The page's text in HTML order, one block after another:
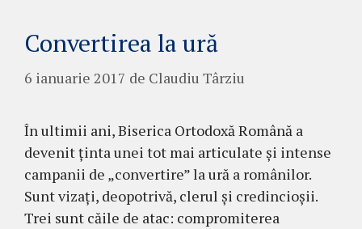
Convertirea la ură
6 ianuarie 2017 de Claudiu Târziu
În ultimii ani, Biserica Ortodoxă Română a
devenit ţinta unei tot mai articulate şi in­tense
campanii de „convertire” la ură a ro­mâ­ni­lor.
Sunt vizaţi, deopotrivă, clerul şi credin­cio­şii.
Trei sunt căile de atac: com­pro­miterea